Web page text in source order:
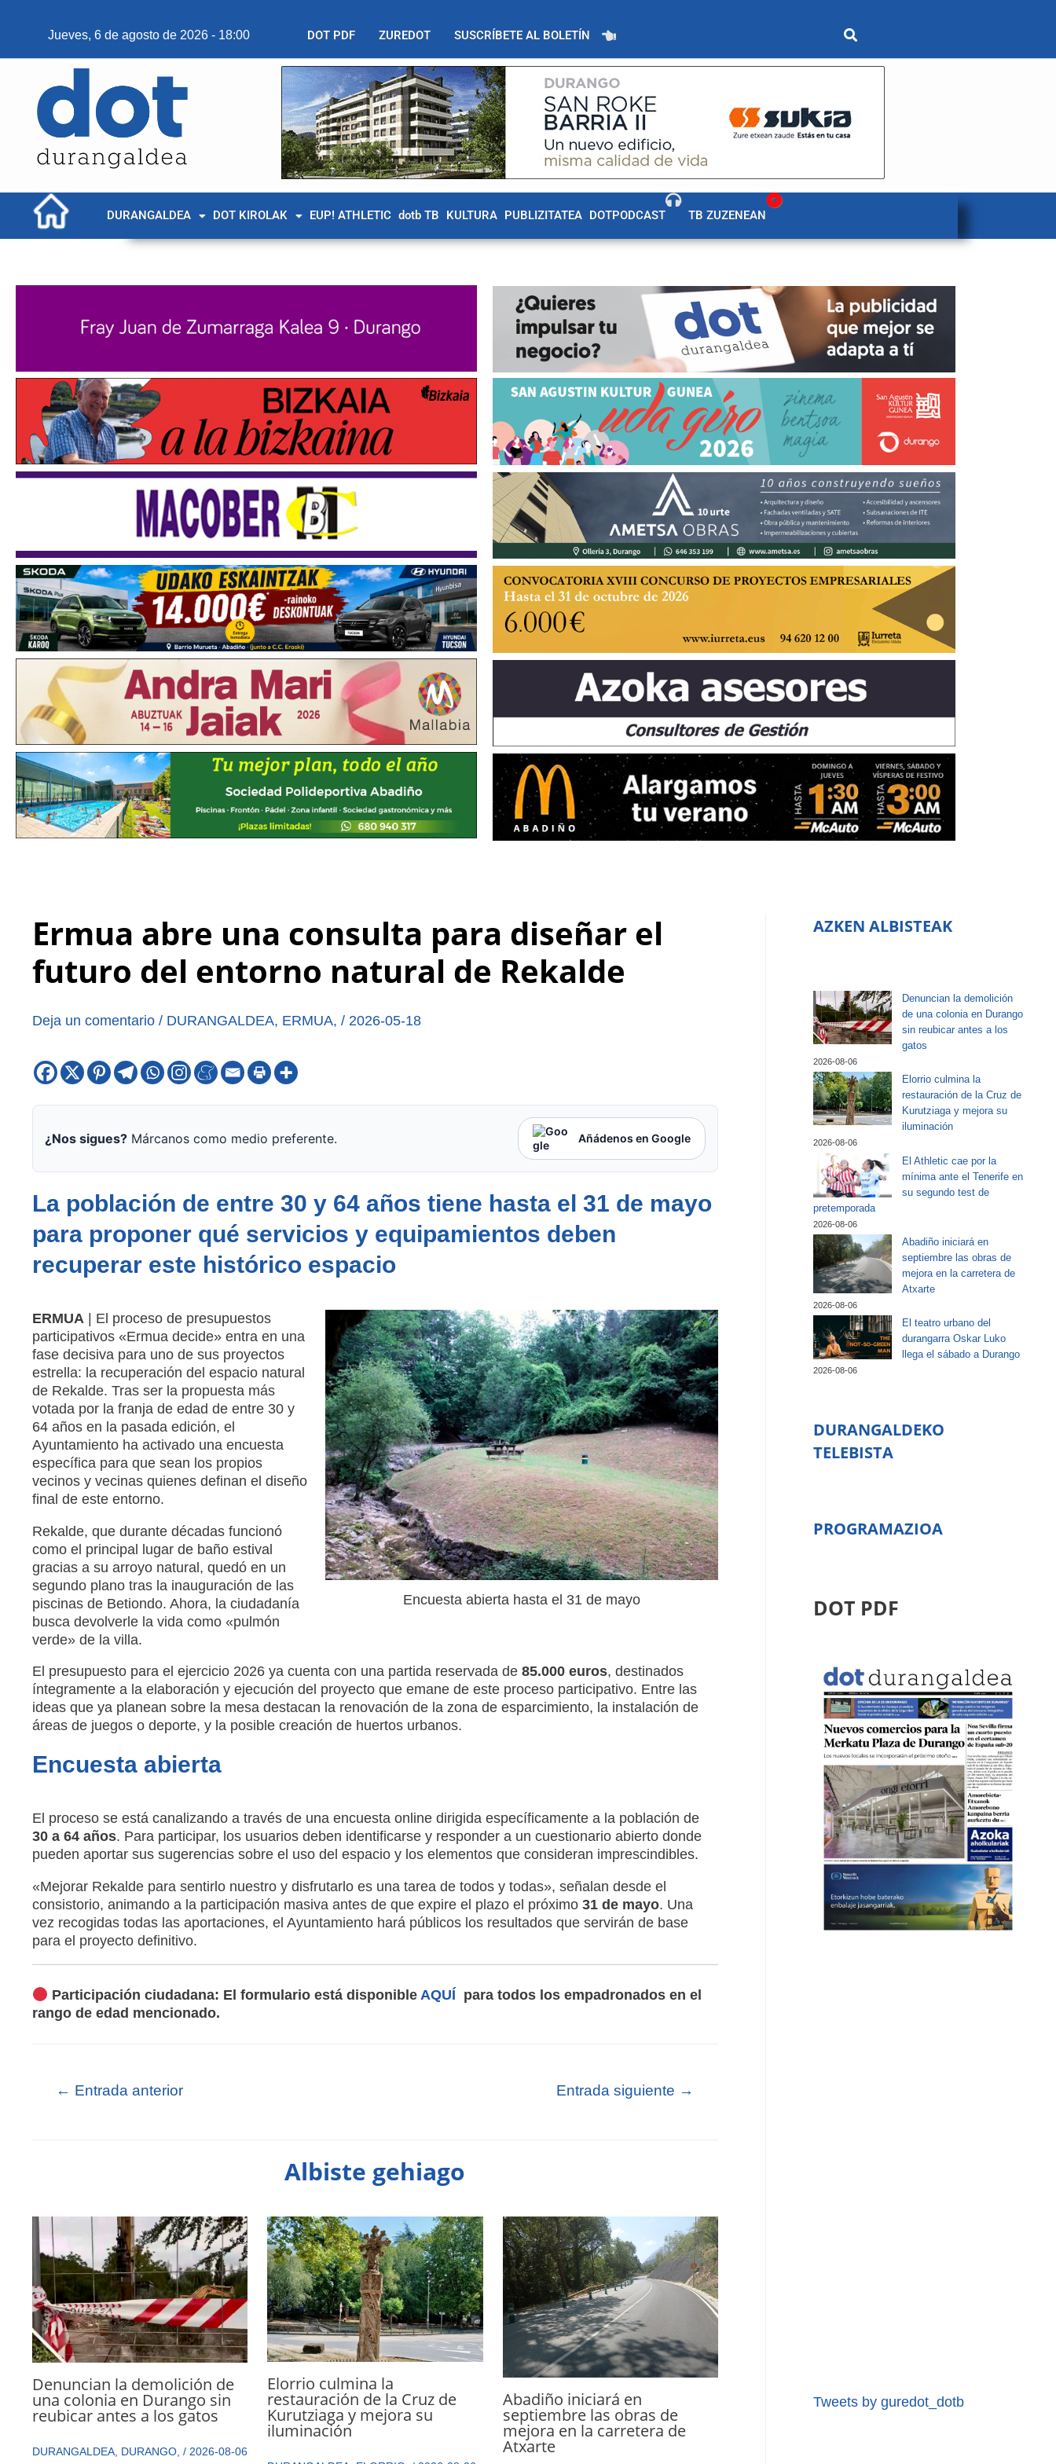
Jueves, 6 de agosto de 2026 - 18:00 DOT PDF ZUREDOT SUSCRÍBETE AL BOLETÍN
DURANGALDEA DOT KIROLAK EUP! ATHLETIC dotb TB KULTURA PUBLIZITATEA DOTPODCAST TB ZUZENEAN
Ermua abre una consulta para diseñar el
futuro del entorno natural de Rekalde
Deja un comentario / DURANGALDEA, ERMUA, / 2026-05-18
¿Nos sigues?Márcanos como medio preferente. Añádenos en Google
La población de entre 30 y 64 años tiene hasta el 31 de mayo
para proponer qué servicios y equipamientos deben
recuperar este histórico espacio
Encuesta abierta hasta el 31 de mayo
ERMUA | El proceso de presupuestos
participativos «Ermua decide» entra en una
fase decisiva para uno de sus proyectos
estrella: la recuperación del espacio natural
de Rekalde. Tras ser la propuesta más
votada por la franja de edad de entre 30 y
64 años en la pasada edición, el
Ayuntamiento ha activado una encuesta
específica para que sean los propios
vecinos y vecinas quienes definan el diseño
final de este entorno.
Rekalde, que durante décadas funcionó
como el principal lugar de baño estival
gracias a su arroyo natural, quedó en un
segundo plano tras la inauguración de las
piscinas de Betiondo. Ahora, la ciudadanía
busca devolverle la vida como «pulmón
verde» de la villa.
El presupuesto para el ejercicio 2026 ya cuenta con una partida reservada de 85.000 euros, destinados
íntegramente a la elaboración y ejecución del proyecto que emane de este proceso participativo. Entre las
ideas que ya planean sobre la mesa destacan la renovación de la zona de esparcimiento, la instalación de
áreas de juegos o deporte, y la posible creación de huertos urbanos.
Encuesta abierta
El proceso se está canalizando a través de una encuesta online dirigida específicamente a la población de
30 a 64 años. Para participar, los usuarios deben identificarse y responder a un cuestionario abierto donde
pueden aportar sus sugerencias sobre el uso del espacio y los elementos que consideran imprescindibles.
«Mejorar Rekalde para sentirlo nuestro y disfrutarlo es una tarea de todos y todas», señalan desde el
consistorio, animando a la participación masiva antes de que expire el plazo el próximo 31 de mayo. Una
vez recogidas todas las aportaciones, el Ayuntamiento hará públicos los resultados que servirán de base
para el proyecto definitivo.
Participación ciudadana: El formulario está disponible AQUÍ para todos los empadronados en el
rango de edad mencionado.
← Entrada anterior Entrada siguiente →
Albiste gehiago
Denuncian la demolición de
una colonia en Durango sin
reubicar antes a los gatos
DURANGALDEA, DURANGO, / 2026-08-06
Elorrio culmina la
restauración de la Cruz de
Kurutziaga y mejora su
iluminación
Abadiño iniciará en
septiembre las obras de
mejora en la carretera de
Atxarte
AZKEN ALBISTEAK
Denuncian la demolición
de una colonia en Durango
sin reubicar antes a los
gatos
2026-08-06
Elorrio culmina la
restauración de la Cruz de
Kurutziaga y mejora su
iluminación
2026-08-06
El Athletic cae por la
mínima ante el Tenerife en
su segundo test de
pretemporada
2026-08-06
Abadiño iniciará en
septiembre las obras de
mejora en la carretera de
Atxarte
2026-08-06
El teatro urbano del
durangarra Oskar Luko
llega el sábado a Durango
2026-08-06
DURANGALDEKO
TELEBISTA
PROGRAMAZIOA
DOT PDF
Tweets by guredot_dotb